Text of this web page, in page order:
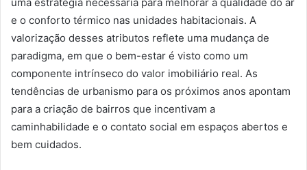
uma estratégia necessária para melhorar a qualidade do ar
e o conforto térmico nas unidades habitacionais. A
valorização desses atributos reflete uma mudança de
paradigma, em que o bem-estar é visto como um
componente intrínseco do valor imobiliário real. As
tendências de urbanismo para os próximos anos apontam
para a criação de bairros que incentivam a
caminhabilidade e o contato social em espaços abertos e
bem cuidados.